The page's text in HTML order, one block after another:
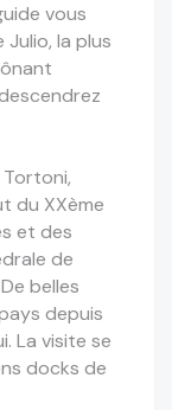
vous
la plus
du XXème
et des
de
belles
depuis
La visite se
docks de